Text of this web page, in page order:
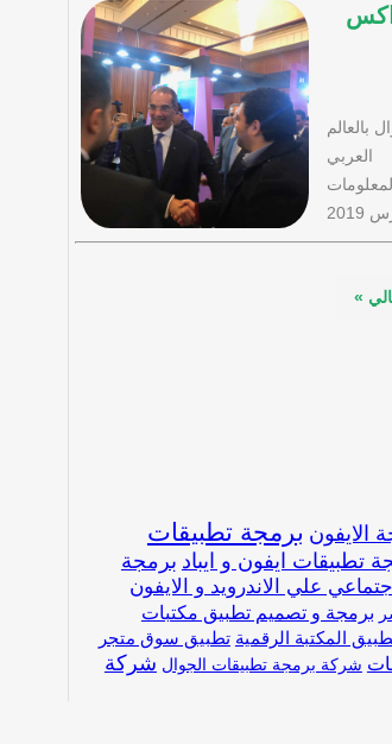
اكس
بالعالم
العربي
»
الايفون برمجة تطبيقات
تطبيقات ايفون و ايباد برمجة
علي الاندرويد و الايفون
برمجة و تصميم تطبيق مكتبات
المكتبة الرقمية تطبيق سوق متجر
شركة برمجة تطبيقات الجوال شركة